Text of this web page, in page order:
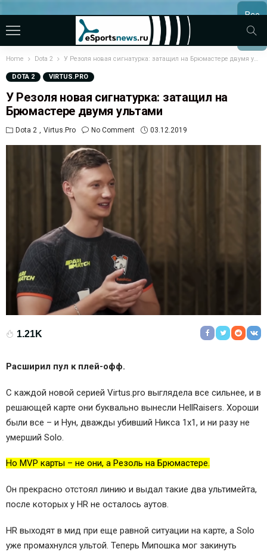
Все
МАТЧИ
Home Dota 2 У Резоля новая сигнатурка: затащил на Брюмастере двумя ультами
DOTA 2 VIRTUS.PRO
У Резоля новая сигнатурка: затащил на
Брюмастере двумя ультами
Dota 2 Virtus.pro No Comment 03.12.2019
1.21K
Расширил пул к плей-офф.
С каждой новой серией Virtus.pro выглядела все сильнее, и в
решающей карте они буквально вынесли HellRaisers. Хороши
были все – и Нун, дважды убивший Никса 1х1, и ни разу не
умерший Solo.
Но MVP карты – не они, а Резоль на Брюмастере.
Он прекрасно отстоял линию и выдал такие два ультимейта,
после которых у HR не осталось аутов.
HR выходят в мид при еще равной ситуации на карте, а Solo
уже промахнулся ультой. Теперь Мипошка мог закинуть